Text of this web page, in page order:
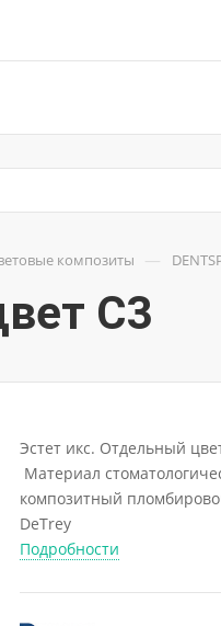
композиты —
C3
Эстет икс. Отдельный
Материал
композитный
DeTrey
Подробности